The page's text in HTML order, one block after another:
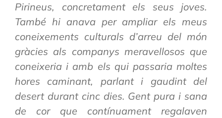
Pirineus, concretament els seus joves.
També hi anava per ampliar els meus
coneixements culturals d’arreu del món
gràcies als companys meravellosos que
coneixeria i amb els qui passaria moltes
hores caminant, parlant i gaudint del
desert durant cinc dies. Gent pura i sana
de cor que contínuament regalaven